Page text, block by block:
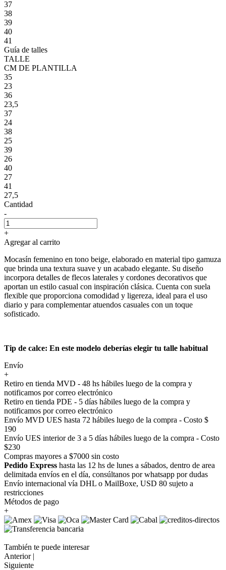
37
38
39
40
41
Guía de talles
TALLE
CM DE PLANTILLA
35
23
36
23,5
37
24
38
25
39
26
40
27
41
27,5
Cantidad
-
+
Agregar al carrito
Mocasín femenino en tono beige, elaborado en material tipo gamuza
que brinda una textura suave y un acabado elegante. Su diseño
incorpora detalles de flecos laterales y cordones decorativos que
aportan un estilo casual con inspiración clásica. Cuenta con suela
flexible que proporciona comodidad y ligereza, ideal para el uso
diario y para complementar atuendos casuales con un toque
sofisticado.
Tip de calce: En este modelo deberías elegir tu talle habitual
Envío
+
Retiro en tienda MVD - 48 hs hábiles luego de la compra y
notificamos por correo electrónico
Retiro en tienda PDE - 5 días hábiles luego de la compra y
notificamos por correo electrónico
Envío MVD UES hasta 72 hábiles luego de la compra - Costo $
190
Envío UES interior de 3 a 5 días hábiles luego de la compra - Costo
$230
Compras mayores a $7000 sin costo
Pedido Express hasta las 12 hs de lunes a sábados, dentro de area
delimitada envíos en el día, consúltanos por whatsapp por dudas
Envío internacional vía DHL o MailBoxe, USD 80 sujeto a
restricciones
Métodos de pago
+
También te puede interesar
Anterior |
Siguiente